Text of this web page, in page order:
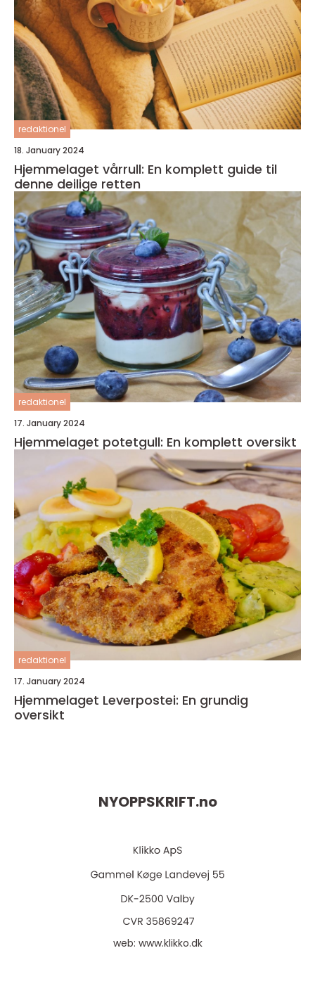
redaktionel
18. January 2024
Hjemmelaget vårrull: En komplett guide til
denne deilige retten
redaktionel
17. January 2024
Hjemmelaget potetgull: En komplett oversikt
redaktionel
17. January 2024
Hjemmelaget Leverpostei: En grundig
oversikt
NYOPPSKRIFT.no
web: www.klikko.dk